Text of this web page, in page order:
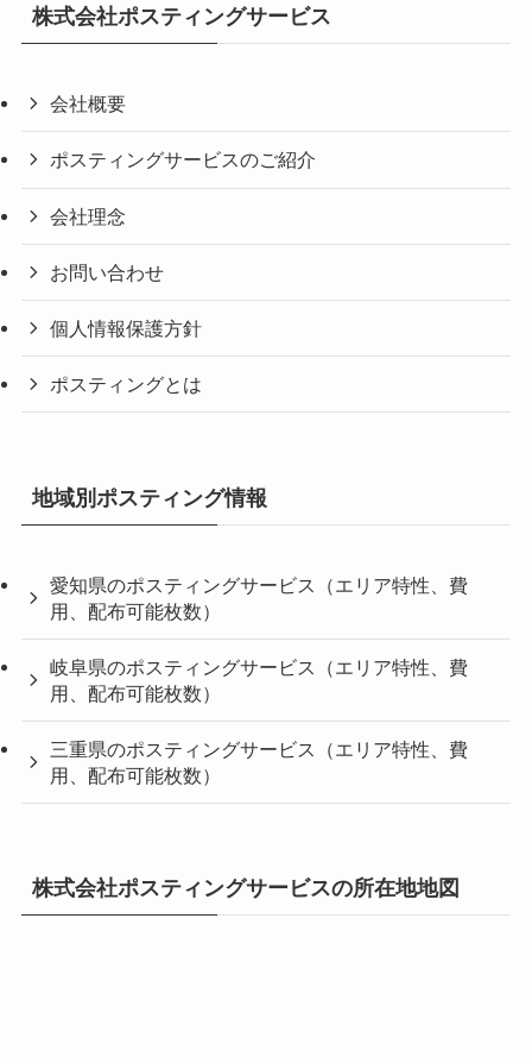
株式会社ポスティングサービス
会社概要
ポスティングサービスのご紹介
会社理念
お問い合わせ
個人情報保護方針
ポスティングとは
地域別ポスティング情報
愛知県のポスティングサービス（エリア特性、費
用、配布可能枚数）
岐阜県のポスティングサービス（エリア特性、費
用、配布可能枚数）
三重県のポスティングサービス（エリア特性、費
用、配布可能枚数）
株式会社ポスティングサービスの所在地地図